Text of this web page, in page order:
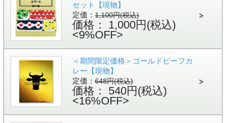
セット【現物】
定価：1,100円(税込)
価格： 1,000円(税込)
<9%OFF>
＜期間限定価格＞ゴールドビーフカ
レー【現物】
定価：648円(税込)
価格： 540円(税込)
<16%OFF>